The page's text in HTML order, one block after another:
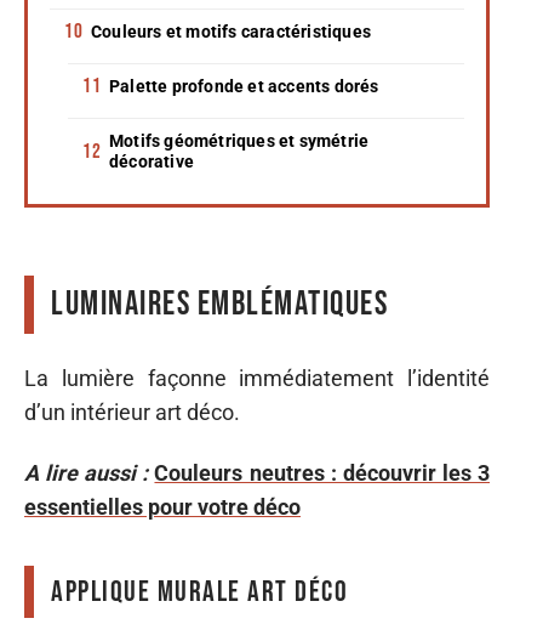
Couleurs et motifs caractéristiques
Palette profonde et accents dorés
Motifs géométriques et symétrie
décorative
Luminaires emblématiques
La lumière façonne immédiatement l’identité
d’un intérieur art déco.
A lire aussi : Couleurs neutres : découvrir les 3
essentielles pour votre déco
Applique murale art déco